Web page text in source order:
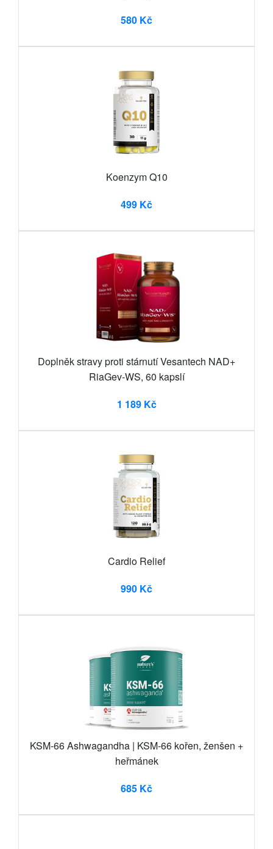
580 Kč
Koenzym Q10
499 Kč
Doplněk stravy proti stárnutí Vesantech NAD+
RiaGev-WS, 60 kapslí
1 189 Kč
Cardio Relief
990 Kč
KSM-66 Ashwagandha | KSM-66 kořen, ženšen +
heřmánek
685 Kč